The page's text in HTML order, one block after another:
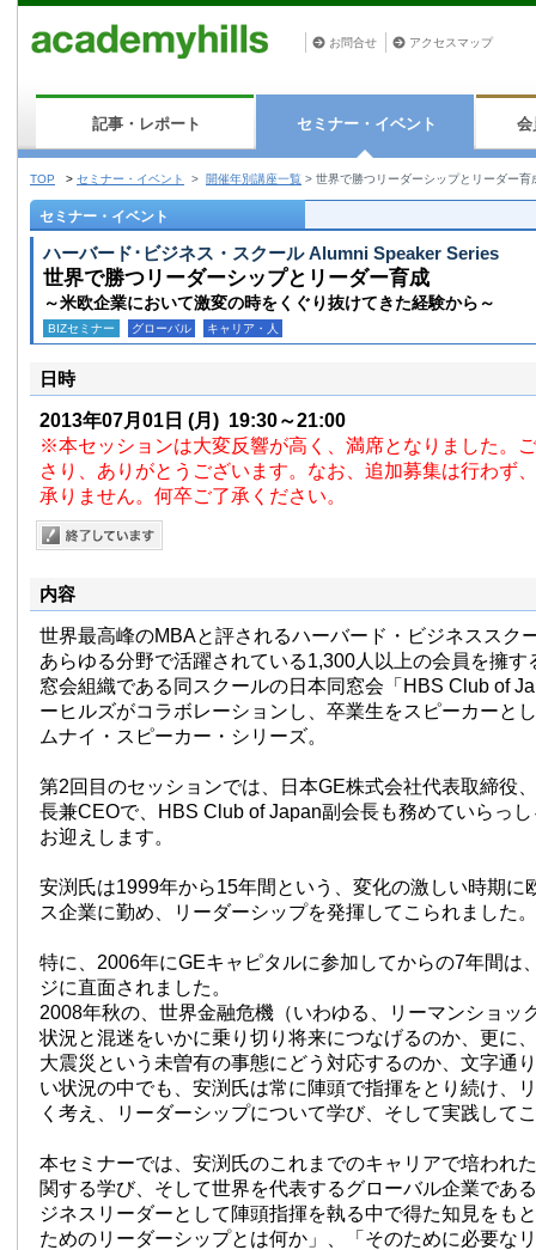
お問合せ アクセスマップ
記事・レポート セミナー・イベント 会
TOP > セミナー・イベント > 開催年別講座一覧 > 世界で勝つリーダーシップとリーダー育
セミナー・イベント
ハーバード･ビジネス・スクール Alumni Speaker Series
世界で勝つリーダーシップとリーダー育成
～米欧企業において激変の時をくぐり抜けてきた経験から～
BIZセミナー グローバル キャリア・人
日時
2013年07月01日 (月) 19:30～21:00
※本セッションは大変反響が高く、満席となりました。
さり、ありがとうございます。なお、追加募集は行わず
承りません。何卒ご了承ください。
内容
世界最高峰のMBAと評されるハーバード・ビジネススク
あらゆる分野で活躍されている1,300人以上の会員を擁す
窓会組織である同スクールの日本同窓会「HBS Club of
ーヒルズがコラボレーションし、卒業生をスピーカーと
ムナイ・スピーカー・シリーズ。
第2回目のセッションでは、日本GE株式会社代表取締役
長兼CEOで、HBS Club of Japan副会長も務めていらっ
お迎えします。
安渕氏は1999年から15年間という、変化の激しい時期に
ス企業に勤め、リーダーシップを発揮してこられました。
特に、2006年にGEキャピタルに参加してからの7年間は
ジに直面されました。
2008年秋の、世界金融危機（いわゆる、リーマンショッ
状況と混迷をいかに乗り切り将来につなげるのか、更に
大震災という未曽有の事態にどう対応するのか、文字通
い状況の中でも、安渕氏は常に陣頭で指揮をとり続け、
く考え、リーダーシップについて学び、そして実践して
本セミナーでは、安渕氏のこれまでのキャリアで培われ
関する学び、そして世界を代表するグローバル企業であ
ジネスリーダーとして陣頭指揮を執る中で得た知見をも
ためのリーダーシップとは何か」、「そのために必要な